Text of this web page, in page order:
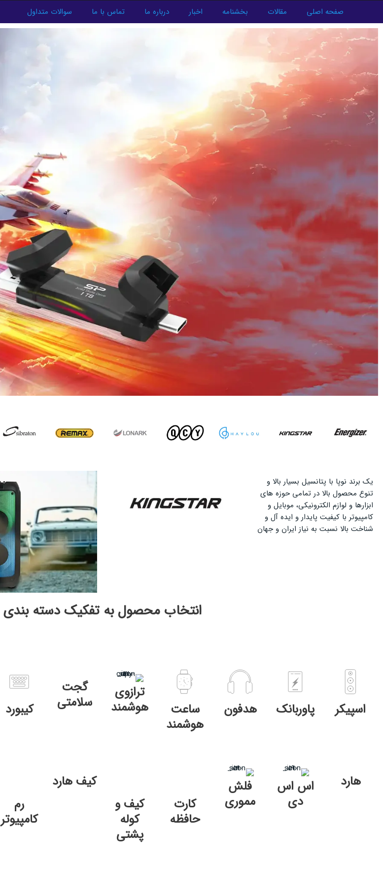
محتوا
صفحه اصلی مقالات بخشنامه اخبار درباره ما تماس با ما سوالات متداول
یک برند نوپا با پتانسیل بسیار بالا و
تنوع محصول بالا در تمامی حوزه های
ابزارها و لوازم الکترونیکی، موبایل و
کامپیوتر با کیفیت پایدار و ایده آل و
شناخت بالا نسبت به نیاز ایران و جهان
انتخاب محصول به تفکیک دسته بندی
اسپیکر پاوربانک هدفون
ساعت
هوشمند
ترازوی
هوشمند
گجت‌
سلامتی
کیبورد
هارد
اس اس
دی
فلش
مموری
کارت
حافظه
کیف و
کوله
پشتی
کیف هارد
رم
کامپیوتر